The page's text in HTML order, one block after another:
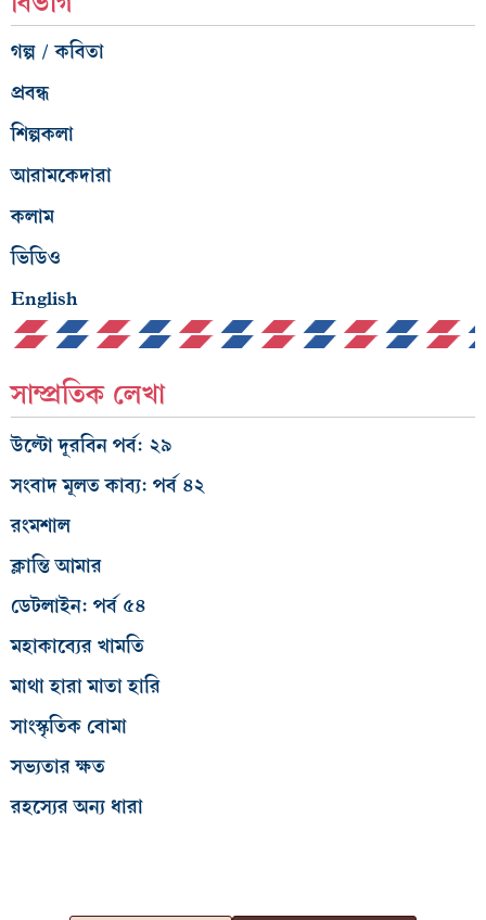
গল্প / কবিতা
প্রবন্ধ
শিল্পকলা
আরামকেদারা
কলাম
ভিডিও
English
সাম্প্রতিক লেখা
উল্টো দূরবিন পর্ব: ২৯
সংবাদ মূলত কাব্য: পর্ব ৪২
রংমশাল
ক্লান্তি আমার
ডেটলাইন: পর্ব ৫৪
মহাকাব্যের খামতি
মাথা হারা মাতা হারি
সাংস্কৃতিক বোমা
সভ্যতার ক্ষত
রহস্যের অন্য ধারা